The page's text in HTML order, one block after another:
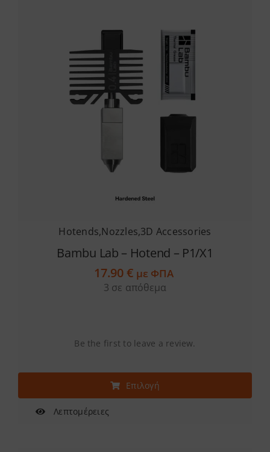
Hotends,Nozzles,3D Accessories
Bambu Lab – Hotend – P1/X1
17.90€ με ΦΠΑ
3 σε απόθεμα
Be the first to leave a review.
Επιλογή
το
προϊόν
Λεπτομέρειες